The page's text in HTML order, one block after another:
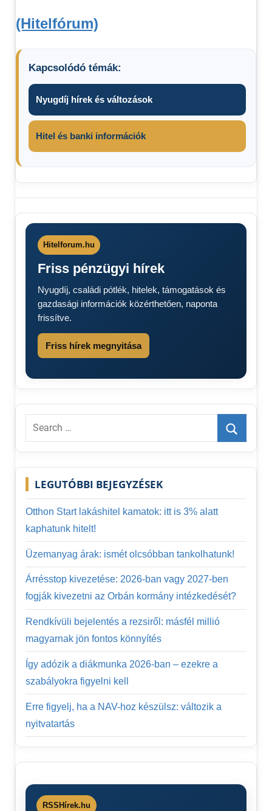
(Hitelfórum)
Kapcsolódó témák:
Nyugdíj hírek és változások
Hitel és banki információk
hírek
Nem
Hitelforum.hu
Friss pénzügyi hírek
Nyugdíj, családi pótlék, hitelek, támogatások és
gazdasági információk közérthetően, naponta
frissítve.
Friss hírek megnyitása
Search
Search
LEGUTÓBBI BEJEGYZÉSEK
Otthon Start lakáshitel kamatok: itt is 3% alatt
kaphatunk hitelt!
Üzemanyag árak: ismét olcsóbban tankolhatunk!
Árrésstop kivezetése: 2026-ban vagy 2027-ben
fogják kivezetni az Orbán kormány intézkedését?
Rendkívüli bejelentés a rezsiről: másfél millió
magyarnak jön fontos könnyítés
Így adózik a diákmunka 2026-ban – ezekre a
szabályokra figyelni kell
Erre figyelj, ha a NAV-hoz készülsz: változik a
nyitvatartás
RSSHírek.hu